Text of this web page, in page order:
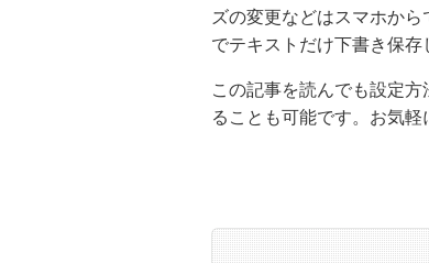
ズの変更などはスマホか
でテキストだけ下書き保存
この記事を読んでも設定
ることも可能です。お気軽